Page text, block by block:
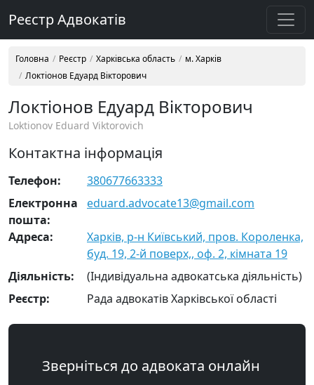
Реєстр Адвокатів
Головна Реєстр Харківська область
м. Харків
Локтіонов Едуард Вікторович
Локтіонов Едуард Вікторович
Loktionov Eduard Viktorovich
Контактна інформація
Телефон:
380677663333
Електронна
пошта:
eduard.advocate13@gmail.com
Адреса:
Харків, р-н Київський, пров. Короленка,
буд. 19, 2-й поверх,, оф. 2, кімната 19
Діяльність:
(Індивідуальна адвокатська діяльність)
Реєстр:
Рада адвокатів Харківської області
Зверніться до адвоката онлайн